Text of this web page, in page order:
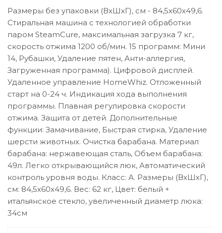
Размеры без упаковки (ВхШхГ), см - 84,5x60x49,6.
Стиральная машина с технологией обработки
паром SteamCure, максимальная загрузка 7 кг,
скорость отжима 1200 об/мин. 15 программ: Мини
14, Рубашки, Удаление пятен, Анти-аллергия,
Загруженная программа). Цифровой дисплей.
Удаленное управление HomeWhiz. Отложенный
старт на 0-24 ч. Индикация хода выполнения
программы. Плавная регулировка скорости
отжима. Защита от детей. Дополнительные
функции: Замачивание, Быстрая стирка, Удаление
шерсти животных. Очистка барабана. Материал
барабана: нержавеющая сталь, Объем барабана:
49л. Легко открывающийся люк, Автоматический
контроль уровня воды. Класс: А. Размеры (ВхШхГ),
см: 84,5x60x49,6. Вес: 62 кг, Цвет: белый +
итальянское стекло, увеличенный диаметр люка:
34см